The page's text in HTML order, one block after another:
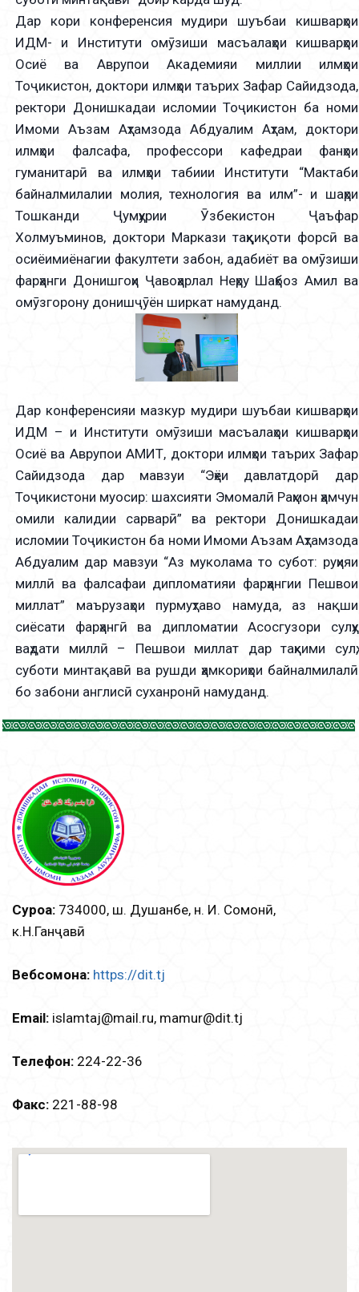
Дар кори конференсия мудири шуъбаи кишварҳои
ИДМ- и Институти омӯзиши масъалаҳои кишварҳои
Осиё ва Аврупои Академияи миллии илмҳои
Тоҷикистон, доктори илмҳои таърих Зафар Сайидзода,
ректори Донишкадаи исломии Тоҷикистон ба номи
Имоми Аъзам Аҳтамзода Абдуалим Аҳтам, доктори
илмҳои фалсафа, профессори кафедраи фанҳои
гуманитарӣ ва илмҳои табиии Институти “Мактаби
байналмилалии молия, технология ва илм”- и шаҳри
Тошканди Ҷумҳурии Ӯзбекистон Ҷаъфар
Холмуъминов, доктори Маркази таҳқиқоти форсӣ ва
осиёимиёнагии факултети забон, адабиёт ва омӯзиши
фарҳанги Донишгоҳи Ҷавоҳарлал Неҳру Шаҳбоз Амил ва
омӯзгорону донишҷӯён ширкат намуданд.
Дар конференсияи мазкур мудири шуъбаи кишварҳои
ИДМ – и Институти омӯзиши масъалаҳои кишварҳои
Осиё ва Аврупои АМИТ, доктори илмҳои таърих Зафар
Сайидзода дар мавзуи “Эҳёи давлатдорӣ дар
Тоҷикистони муосир: шахсияти Эмомалӣ Раҳмон ҳамчун
омили калидии сарварӣ” ва ректори Донишкадаи
исломии Тоҷикистон ба номи Имоми Аъзам Аҳтамзода
Абдуалим дар мавзуи “Аз муколама то субот: руҳияи
миллӣ ва фалсафаи дипломатияи фарҳангии Пешвои
миллат” маърузаҳои пурмуҳтаво намуда, аз нақши
сиёсати фарҳангӣ ва дипломатии Асосгузори сулҳу
ваҳдати миллӣ – Пешвои миллат дар таҳкими сулҳ,
суботи минтақавӣ ва рушди ҳамкориҳои байналмилалӣ
бо забони англисӣ суханронӣ намуданд.
Суроға: 734000, ш. Душанбе, н. И. Сомонӣ,
к.Н.Ганҷавӣ
Вебсомона: https://dit.tj
Email: islamtаj@mail.ru, mamur@dit.tj
Телефон: 224-22-36
Факс: 221-88-98